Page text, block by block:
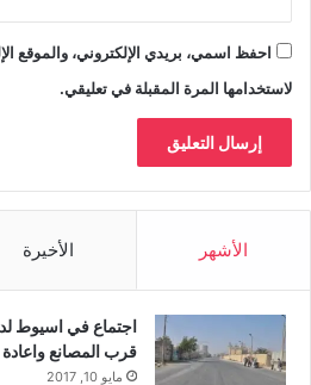
احفظ اسمي، بريدي الإلكتروني، والموقع
لاستخدامها المرة المقبلة في تعليقي.
الأشهر الأخيرة
اجتماع في اسيوط
قرب المصانع
مايو 10, 2017